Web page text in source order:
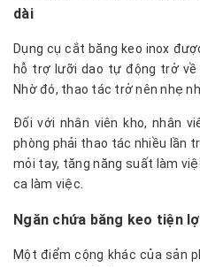
dài
Dụng cụ cắt băng keo inox
hỗ trợ lưỡi dao tự động trở về
Nhờ đó, thao tác trở nên nhẹ
Đối với nhân viên kho, nhân
phòng phải thao tác nhiều lần
mỏi tay, tăng năng suất làm
ca làm việc.
Ngăn chứa băng keo tiện
Một điểm cộng khác của sản